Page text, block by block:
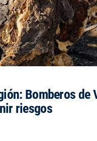
Bomberos de
riesgos